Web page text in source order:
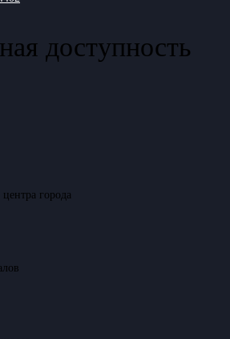
доступность
города